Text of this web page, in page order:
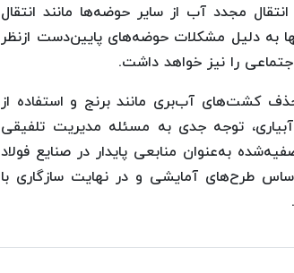
مجدد آب از سایر حوضه‌ها مانند انتقال
به دلیل مشکلات حوضه‌های پایین‌دست ازنظر
را نیز خواهد داشت.
کشت‌های آب‌بری مانند برنج و استفاده از
توجه جدی به مسئله مدیریت تلفیقی
به‌عنوان منابعی پایدار در صنایع فولاد
طرح‌های آمایشی و در نهایت سازگاری با